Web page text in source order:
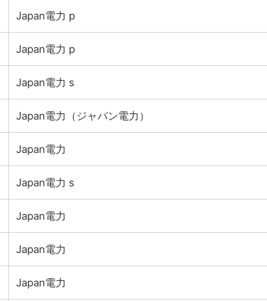
Japan電力 p
Japan電力 p
Japan電力 s
Japan電力（ジャパン電力）
Japan電力
Japan電力 s
Japan電力
Japan電力
Japan電力